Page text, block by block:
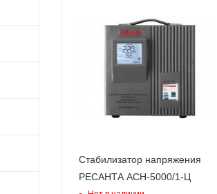
Стабилизатор напряжения
РЕСАНТА АСН-5000/1-Ц